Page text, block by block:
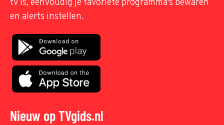
tv is, eenvoudig je favoriete programma's bewaren
en alerts instellen.
Nieuw op TVgids.nl